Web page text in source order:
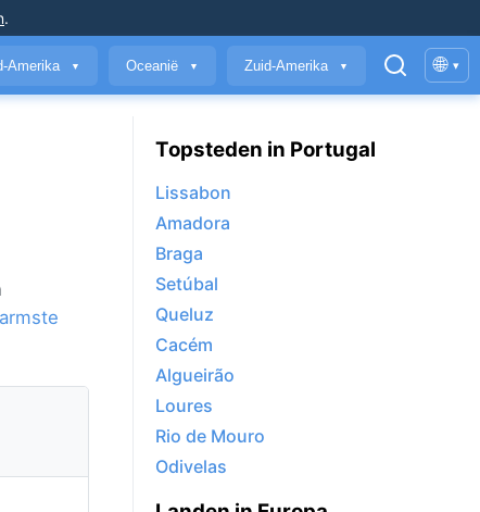
.
Amerika ▼ Oceanië ▼ Zuid-Amerika ▼ 🌐 ▾
Topsteden in Portugal
Lissabon
Amadora
Braga
Setúbal
Queluz
Cacém
Algueirão
Loures
Rio de Mouro
Odivelas